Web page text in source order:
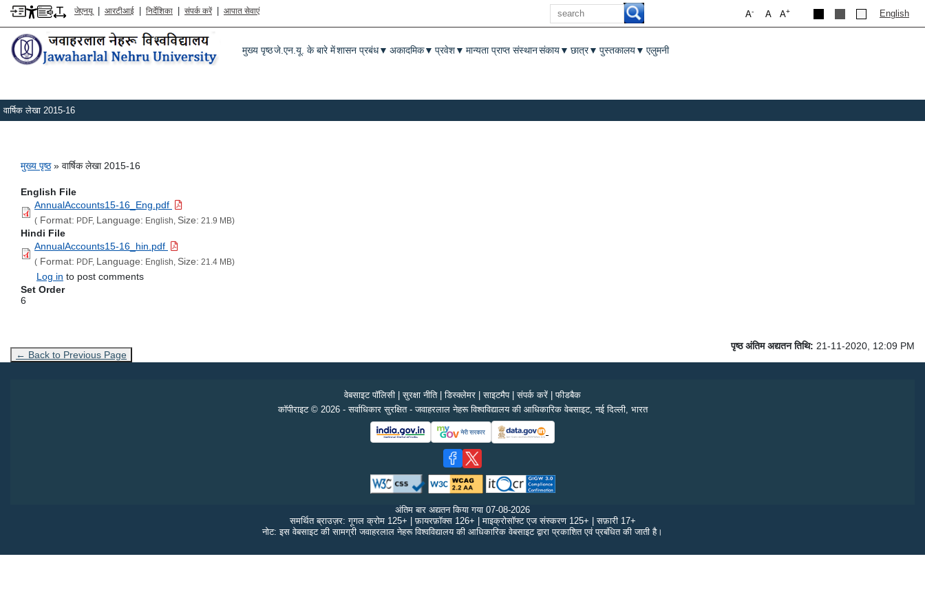
जेएनयू | आरटीआई | निर्देशिका | संपर्क करें | आपात सेवाएं
खोज
A+
A
A- English
Main menu
मुख्य पृष्ठजे.एन.यू. के बारे मेंशासन प्रबंध▼ अकादमिक▼ प्रवेश▼ मान्यता प्राप्त संस्थानसंकाय▼ छात्र▼ पुस्तकालय▼ एलुमनी
वार्षिक लेखा 2015-16
पग चिन्ह
मुख्य पृष्ठ वार्षिक लेखा 2015-16
English File
AnnualAccounts15-16_Eng.pdf
( Format: PDF, Language: English, Size: 21.9 MB)
Hindi File
AnnualAccounts15-16_hin.pdf
( Format: PDF, Language: English, Size: 21.4 MB)
Log in to post comments
Set Order
6
← Back to Previous Page
पृष्ठ अंतिम अद्यतन तिथि: 21-11-2020, 12:09 PM
वेबसाइट पॉलिसी |सुरक्षा नीति|डिस्क्लेमर |साइटमैप|संपर्क करें |फीडबैक
कॉपीराइट © 2026 - सर्वाधिकार सुरक्षित - जवाहरलाल नेहरू विश्वविद्यालय की आधिकारिक वेबसाइट, नई दिल्ली, भारत
अंतिम बार अद्यतन किया गया 07-08-2026
समर्थित ब्राउज़र: गूगल क्रोम 125+ | फ़ायरफ़ॉक्स 126+ | माइक्रोसॉफ्ट एज संस्करण 125+ | सफ़ारी 17+
नोट: इस वेबसाइट की सामग्री जवाहरलाल नेहरू विश्वविद्यालय की आधिकारिक वेबसाइट द्वारा प्रकाशित एवं प्रबंधित की जाती है।